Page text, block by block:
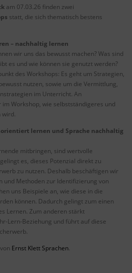
am 07.03.26 finden zwei
statt, die sich thematisch bestens
– nachhaltig lernen
wir uns das bewusst machen? Was sind
es und wie können sie genutzt werden?
des Workshops: Es geht um Strategien,
nutzen, sowie um die Vermittlung,
im Unterricht. An
Workshop, wie selbstständigeres und
wird.
lernen und Sprache nachhaltig
mitbringen, sind wertvolle
es, dieses Potenzial direkt zu
zu nutzen. Deshalb beschäftigen wir
und Methoden zur Identifizierung von
uns Beispiele an, wie diese in die
können. Dadurch gelingt zum einen
Lernen. Zum anderen stärkt
Lern-Beziehung und führt auf diese
Ernst Klett Sprachen.